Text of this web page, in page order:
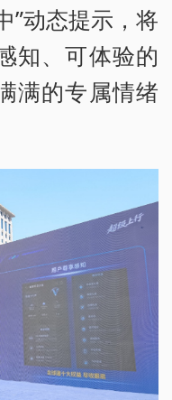
”动态提示，将
知、可体验的
满的专属情绪